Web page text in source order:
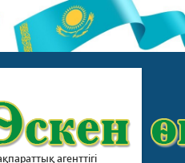
агенттігі